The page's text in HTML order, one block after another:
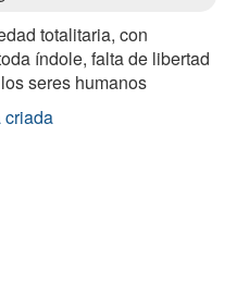
totalitaria, con
índole, falta de libertad
seres humanos
criada